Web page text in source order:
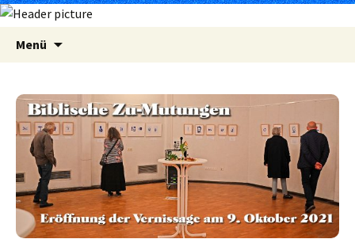
Menü